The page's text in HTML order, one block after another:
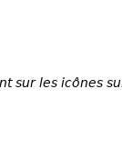
sur les icônes